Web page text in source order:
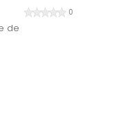
0
de